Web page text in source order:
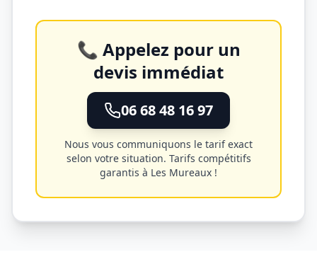
📞 Appelez pour un
devis immédiat
06 68 48 16 97
Nous vous communiquons le tarif exact
selon votre situation. Tarifs compétitifs
garantis à Les Mureaux !